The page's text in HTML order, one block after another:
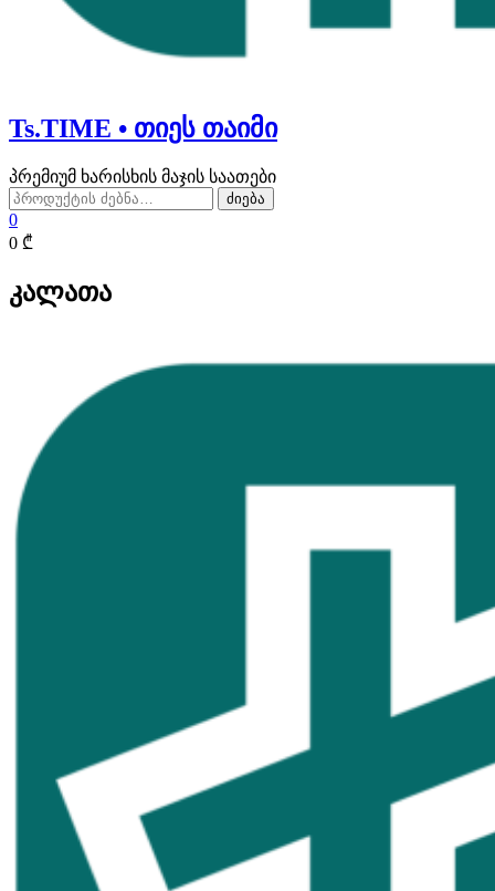
Ts.TIME • თიეს თაიმი
პრემიუმ ხარისხის მაჯის საათები
ძებნა:
ძიება
0
0 ₾
კალათა